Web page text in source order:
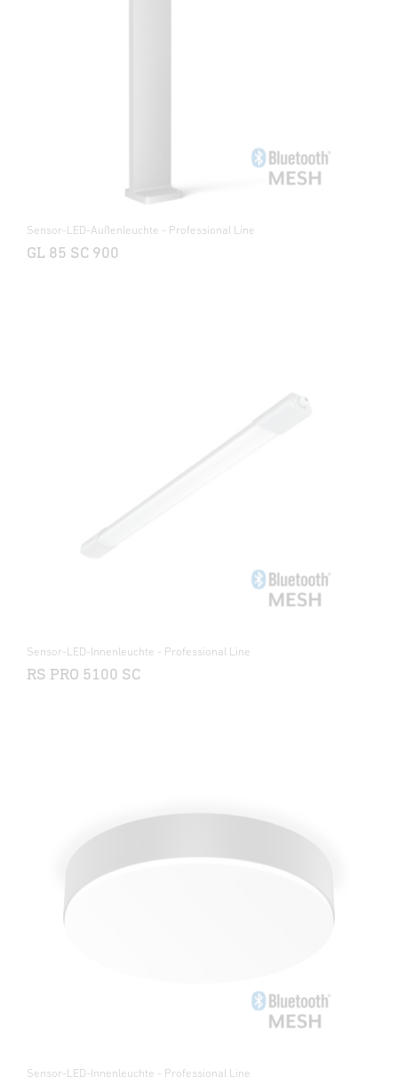
Sensor-LED-Außenleuchte - Professional Line
GL 85 SC 900
Sensor-LED-Innenleuchte - Professional Line
RS PRO 5100 SC
Sensor-LED-Innenleuchte - Professional Line